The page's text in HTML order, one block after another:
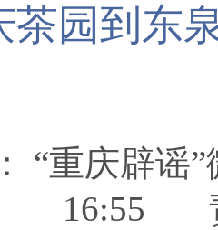
茶园到东
“重庆辟谣
16:55